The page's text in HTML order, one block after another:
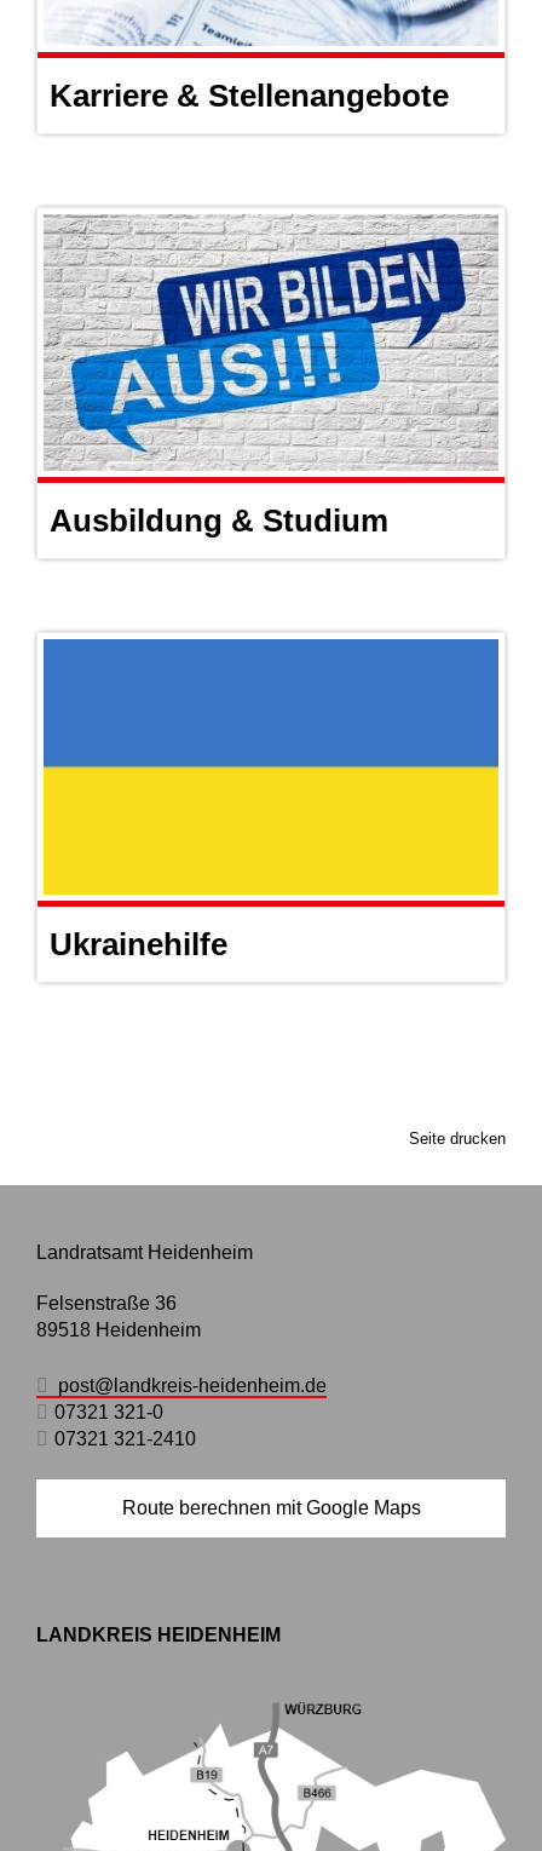
Karriere & Stellenangebote
Ausbildung & Studium
Ukrainehilfe
Seite drucken
Landratsamt Heidenheim
Felsenstraße 36
89518 Heidenheim
post@landkreis-heidenheim.de
07321 321-0
07321 321-2410
Route berechnen mit Google Maps
LANDKREIS HEIDENHEIM